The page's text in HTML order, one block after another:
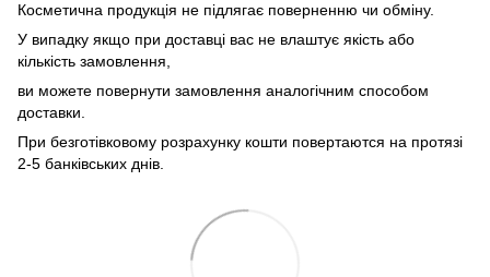
Косметична продукція не підлягає поверненню чи обміну.
У випадку якщо при доставці вас не влаштує якість або
кількість замовлення,
ви можете повернути замовлення аналогічним способом
доставки.
При безготівковому розрахунку кошти повертаются на протязі
2-5 банківських днів.